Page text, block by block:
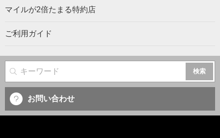
マイルが2倍たまる特約店
ご利用ガイド
サイト内検索
お問い合わせ